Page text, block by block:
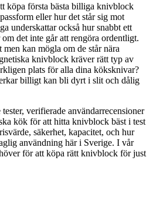
köpa första bästa billiga knivblock
eller hur det står sig mot
underskattar också hur snabbt ett
det inte går att rengöra ordentligt.
kan mögla om de står nära
knivblock kräver rätt typ av
plats för alla dina köksknivar?
billigt kan bli dyrt i slit och dålig
verifierade användarrecensioner
kök för att hitta knivblock bäst i test
säkerhet, kapacitet, och hur
användning här i Sverige. I vår
för att köpa rätt knivblock för just